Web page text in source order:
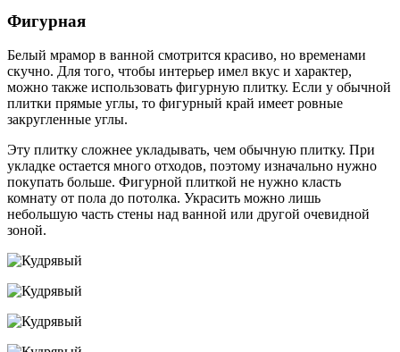
Фигурная
Белый мрамор в ванной смотрится красиво, но временами
скучно. Для того, чтобы интерьер имел вкус и характер,
можно также использовать фигурную плитку. Если у обычной
плитки прямые углы, то фигурный край имеет ровные
закругленные углы.
Эту плитку сложнее укладывать, чем обычную плитку. При
укладке остается много отходов, поэтому изначально нужно
покупать больше. Фигурной плиткой не нужно класть
комнату от пола до потолка. Украсить можно лишь
небольшую часть стены над ванной или другой очевидной
зоной.